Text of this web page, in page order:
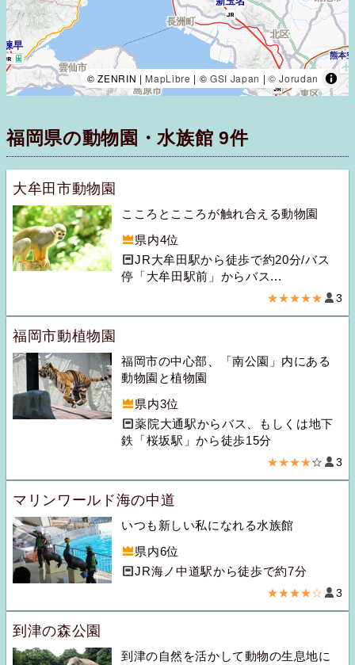
© ZENRIN | MapLibre | © GSI Japan | © Jorudan
福岡県の動物園・水族館 9件
大牟田市動物園
こころとこころが触れ合える動物園
県内4位
JR大牟田駅から徒歩で約20分/バス
停「大牟田駅前」からバス...
★★★★★ 3
福岡市動植物園
福岡市の中心部、「南公園」内にある
動物園と植物園
県内3位
薬院大通駅からバス、もしくは地下
鉄「桜坂駅」から徒歩15分
★★★★☆ 3
マリンワールド海の中道
いつも新しい私になれる水族館
県内6位
JR海ノ中道駅から徒歩で約7分
★★★★☆ 3
到津の森公園
到津の自然を活かして動物の生息地に